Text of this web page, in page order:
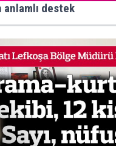
anlamlı destek